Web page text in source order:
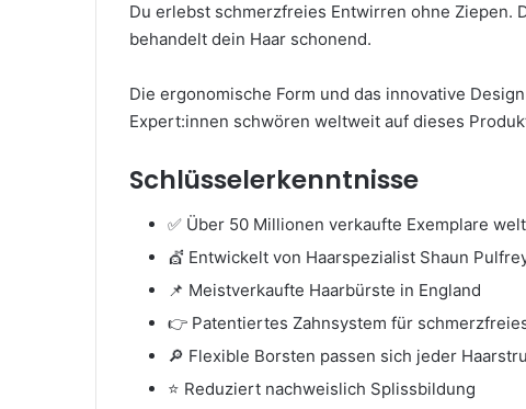
Du erlebst schmerzfreies Entwirren ohne Ziepen.
behandelt dein Haar schonend.
Die ergonomische Form und das innovative
Expert:innen schwören weltweit auf dieses
Schlüsselerkenntnisse
✅ Über 50 Millionen verkaufte Exemplare
💇 Entwickelt von Haarspezialist Shaun
📌 Meistverkaufte Haarbürste in England
👉 Patentiertes Zahnsystem für
🔎 Flexible Borsten passen sich jeder
⭐ Reduziert nachweislich Splissbildung